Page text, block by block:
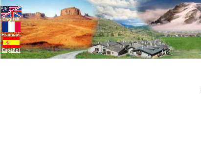
English
Français
Español